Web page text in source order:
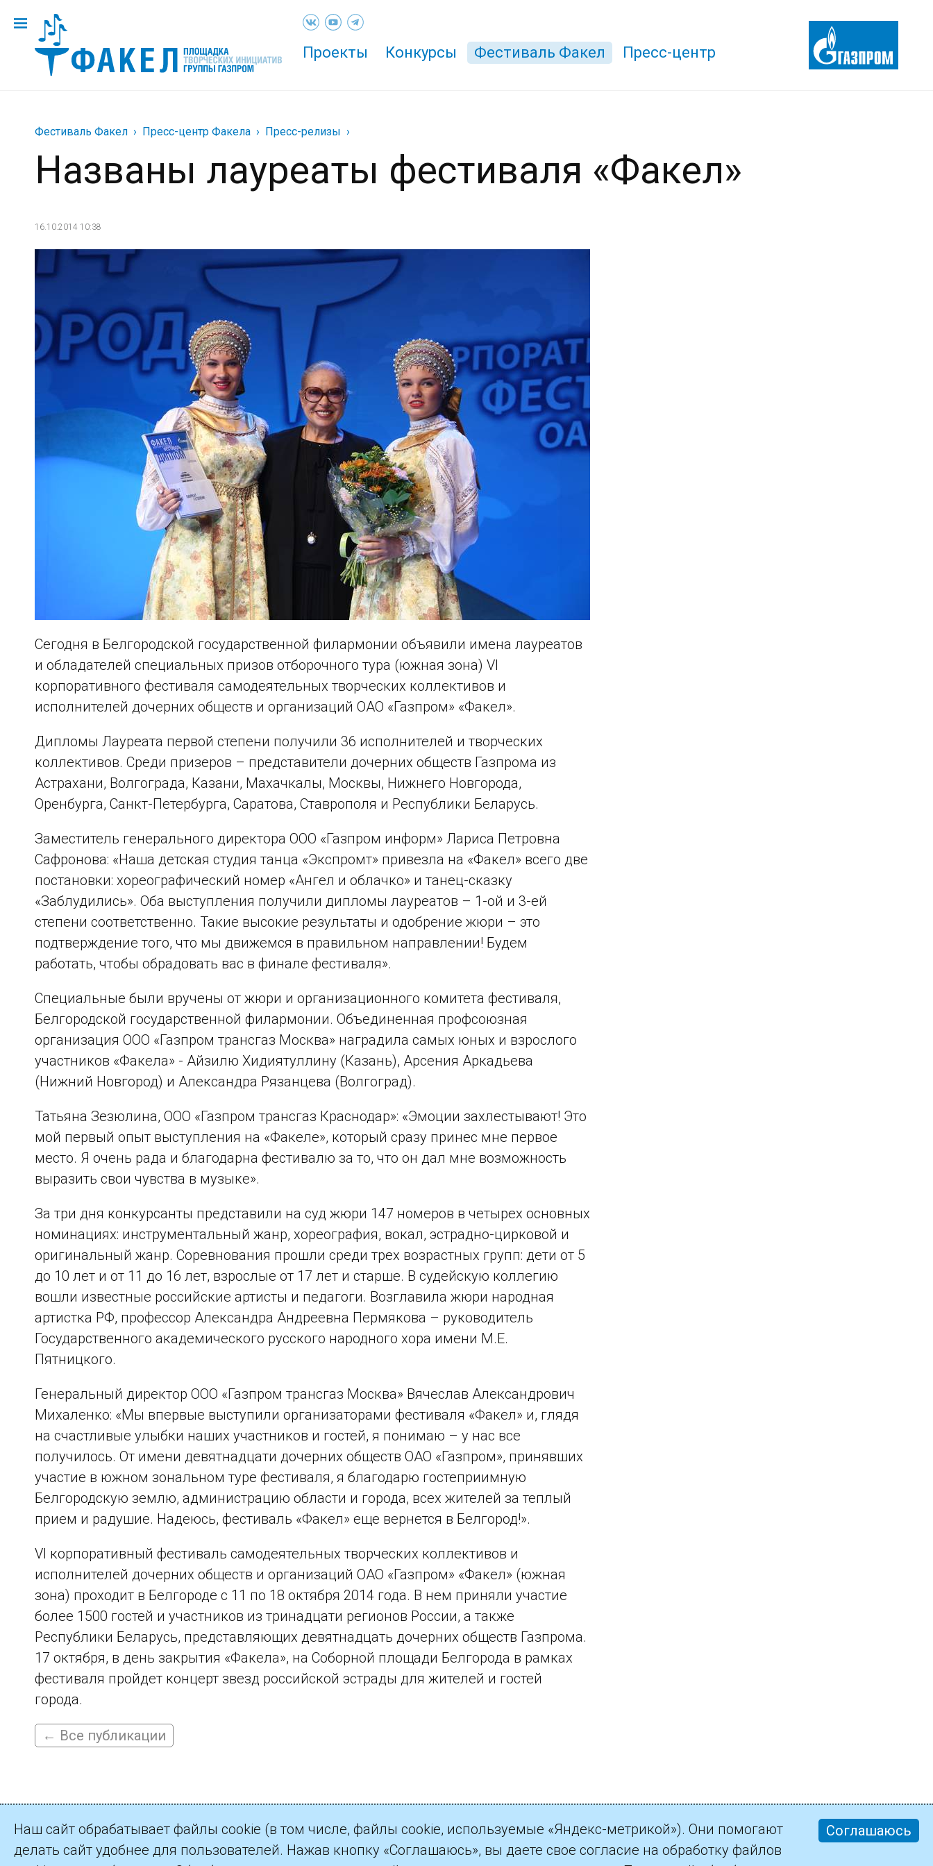
Проекты Конкурсы Фестиваль Факел Пресс-центр
Фестиваль Факел Пресс-центр Факела Пресс-релизы
Названы лауреаты фестиваля «Факел»
16.10.2014 10:38
Сегодня в Белгородской государственной филармонии объявили имена лауреатов
и обладателей специальных призов отборочного тура (южная зона) VI
корпоративного фестиваля самодеятельных творческих коллективов и
исполнителей дочерних обществ и организаций ОАО «Газпром» «Факел».
Дипломы Лауреата первой степени получили 36 исполнителей и творческих
коллективов. Среди призеров – представители дочерних обществ Газпрома из
Астрахани, Волгограда, Казани, Махачкалы, Москвы, Нижнего Новгорода,
Оренбурга, Санкт-Петербурга, Саратова, Ставрополя и Республики Беларусь.
Заместитель генерального директора ООО «Газпром информ» Лариса Петровна
Сафронова: «Наша детская студия танца «Экспромт» привезла на «Факел» всего две
постановки: хореографический номер «Ангел и облачко» и танец-сказку
«Заблудились». Оба выступления получили дипломы лауреатов – 1-ой и 3-ей
степени соответственно. Такие высокие результаты и одобрение жюри – это
подтверждение того, что мы движемся в правильном направлении! Будем
работать, чтобы обрадовать вас в финале фестиваля».
Специальные были вручены от жюри и организационного комитета фестиваля,
Белгородской государственной филармонии. Объединенная профсоюзная
организация ООО «Газпром трансгаз Москва» наградила самых юных и взрослого
участников «Факела» - Айзилю Хидиятуллину (Казань), Арсения Аркадьева
(Нижний Новгород) и Александра Рязанцева (Волгоград).
Татьяна Зезюлина, ООО «Газпром трансгаз Краснодар»: «Эмоции захлестывают! Это
мой первый опыт выступления на «Факеле», который сразу принес мне первое
место. Я очень рада и благодарна фестивалю за то, что он дал мне возможность
выразить свои чувства в музыке».
За три дня конкурсанты представили на суд жюри 147 номеров в четырех основных
номинациях: инструментальный жанр, хореография, вокал, эстрадно-цирковой и
оригинальный жанр. Соревнования прошли среди трех возрастных групп: дети от 5
до 10 лет и от 11 до 16 лет, взрослые от 17 лет и старше. В судейскую коллегию
вошли известные российские артисты и педагоги. Возглавила жюри народная
артистка РФ, профессор Александра Андреевна Пермякова – руководитель
Государственного академического русского народного хора имени М.Е.
Пятницкого.
Генеральный директор ООО «Газпром трансгаз Москва» Вячеслав Александрович
Михаленко: «Мы впервые выступили организаторами фестиваля «Факел» и, глядя
на счастливые улыбки наших участников и гостей, я понимаю – у нас все
получилось. От имени девятнадцати дочерних обществ ОАО «Газпром», принявших
участие в южном зональном туре фестиваля, я благодарю гостеприимную
Белгородскую землю, администрацию области и города, всех жителей за теплый
прием и радушие. Надеюсь, фестиваль «Факел» еще вернется в Белгород!».
VI корпоративный фестиваль самодеятельных творческих коллективов и
исполнителей дочерних обществ и организаций ОАО «Газпром» «Факел» (южная
зона) проходит в Белгороде с 11 по 18 октября 2014 года. В нем приняли участие
более 1500 гостей и участников из тринадцати регионов России, а также
Республики Беларусь, представляющих девятнадцать дочерних обществ Газпрома.
17 октября, в день закрытия «Факела», на Соборной площади Белгорода в рамках
фестиваля пройдет концерт звезд российской эстрады для жителей и гостей
города.
← Все публикации
Наш сайт обрабатывает файлы cookie (в том числе, файлы cookie, используемые «Яндекс-метрикой»). Они помогают
делать сайт удобнее для пользователей. Нажав кнопку «Соглашаюсь», вы даете свое согласие на обработку файлов
Соглашаюсь